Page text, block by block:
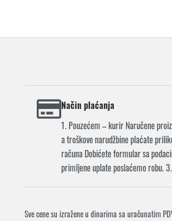
Način plaćanja
1. Pouzećem – kurir Naručene
a troškove narudžbine plaćate
računa Dobićete formular sa
primljene uplate poslaćemo robu.
Sve cene su izražene u dinarima sa uračunatim